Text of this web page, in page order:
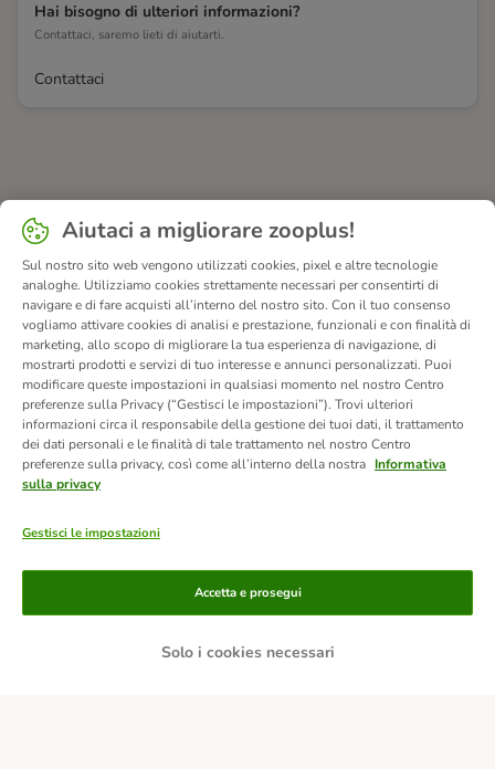
Hai bisogno di ulteriori informazioni?
Contattaci, saremo lieti di aiutarti.
Contattaci
Aiutaci a migliorare zooplus!
Sul nostro sito web vengono utilizzati cookies, pixel e altre tecnologie
analoghe. Utilizziamo cookies strettamente necessari per consentirti di
navigare e di fare acquisti all’interno del nostro sito. Con il tuo consenso
vogliamo attivare cookies di analisi e prestazione, funzionali e con finalità di
marketing, allo scopo di migliorare la tua esperienza di navigazione, di
mostrarti prodotti e servizi di tuo interesse e annunci personalizzati. Puoi
modificare queste impostazioni in qualsiasi momento nel nostro Centro
preferenze sulla Privacy (“Gestisci le impostazioni”). Trovi ulteriori
informazioni circa il responsabile della gestione dei tuoi dati, il trattamento
dei dati personali e le finalità di tale trattamento nel nostro Centro
preferenze sulla privacy, così come all’interno della nostra Informativa
sulla privacy
Gestisci le impostazioni
Solo i cookies necessari
Accetta e prosegui